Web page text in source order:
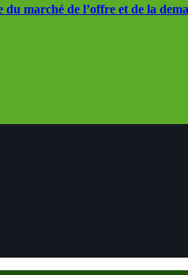
marché de l’offre et de la